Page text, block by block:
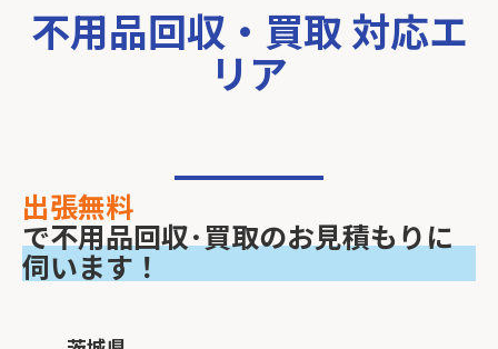
不用品回収・買取 対応エ
リア
出張無料
で不用品回収･買取のお見積もりに
伺います！